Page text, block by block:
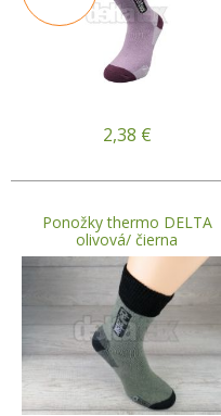
2,38 €
Ponožky thermo DELTA
olivová/ čierna